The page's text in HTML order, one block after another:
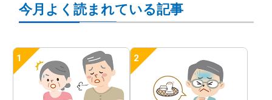
今月よく読まれている記事